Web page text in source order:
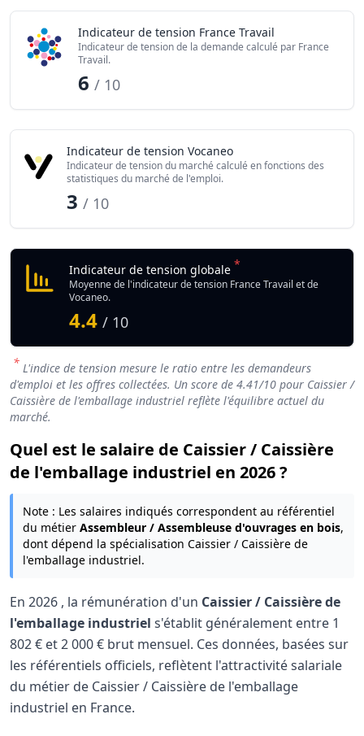
Indicateur de tension France Travail
Indicateur de tension de la demande calculé par France
Travail.
6/ 10
Indicateur de tension Vocaneo
Indicateur de tension du marché calculé en fonctions des
statistiques du marché de l'emploi.
3 / 10
Indicateur de tension globale *
Moyenne de l'indicateur de tension France Travail et de
Vocaneo.
4.4 / 10
* L'indice de tension mesure le ratio entre les demandeurs
d'emploi et les offres collectées. Un score de 4.41/10 pour Caissier /
Caissière de l'emballage industriel reflète l'équilibre actuel du
marché.
Quel est le salaire de Caissier / Caissière
de l'emballage industriel en 2026 ?
Note : Les salaires indiqués correspondent au référentiel
du métier Assembleur / Assembleuse d'ouvrages en bois,
dont dépend la spécialisation Caissier / Caissière de
l'emballage industriel.
En 2026 , la rémunération d'un Caissier / Caissière de
l'emballage industriel s'établit généralement entre 1
802 € et2 000 € brut mensuel. Ces données, basées sur
les référentiels officiels, reflètent l'attractivité salariale
du métier de Caissier / Caissière de l'emballage
industriel en France.